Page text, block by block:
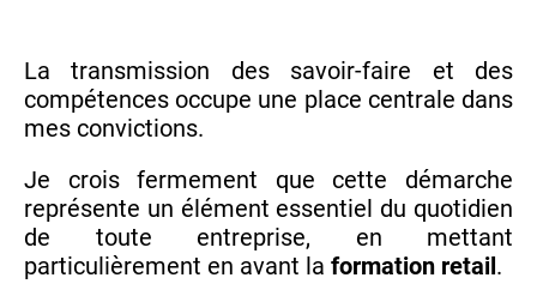
La transmission des savoir-faire et des
compétences occupe une place centrale dans
mes convictions.
Je crois fermement que cette démarche
représente un élément essentiel du quotidien
de toute entreprise, en mettant
particulièrement en avant la formation retail .